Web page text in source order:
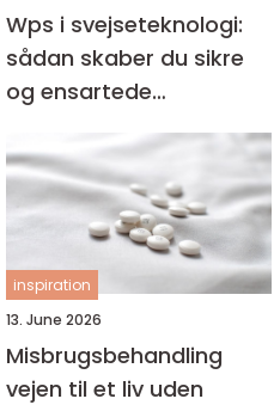
Wps i svejseteknologi:
sådan skaber du sikre
og ensartede
inspiration
13. June 2026
Misbrugsbehandling
vejen til et liv uden